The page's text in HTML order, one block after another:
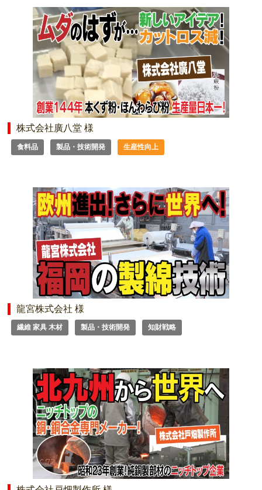
株式会社廣八堂 様
食料品 製品・技術開発 生産性向上
龍宮株式会社 様
繊維 家具 木材 製品・技術開発 知財戦略